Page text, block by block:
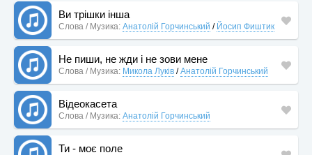
Ви трішки інша
Слова / Музика: Анатолій Горчинський / Йосип Фиштик
Не пиши, не жди і не зови мене
Слова / Музика: Микола Луків /Анатолій Горчинський
Відеокасета
Слова / Музика: Анатолій Горчинський
Ти - моє поле